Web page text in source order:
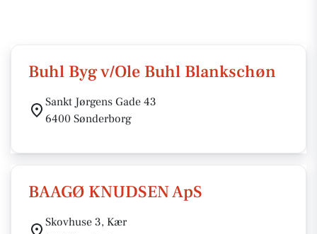
Buhl Byg v/Ole Buhl Blankschøn
Sankt Jørgens Gade 43
6400 Sønderborg
BAAGØ KNUDSEN ApS
Skovhuse 3, Kær